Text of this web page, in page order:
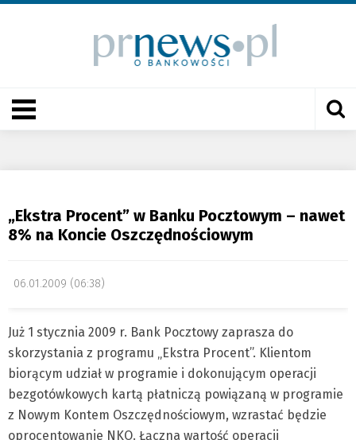
„Ekstra Procent” w Banku Pocztowym – nawet
8% na Koncie Oszczędnościowym
06.01.2009 (06:38)
Już 1 stycznia 2009 r. Bank Pocztowy zaprasza do
skorzystania z programu „Ekstra Procent”. Klientom
biorącym udział w programie i dokonującym operacji
bezgotówkowych kartą płatniczą powiązaną w programie
z Nowym Kontem Oszczędnościowym, wzrastać będzie
oprocentowanie NKO. Łączna wartość operacji